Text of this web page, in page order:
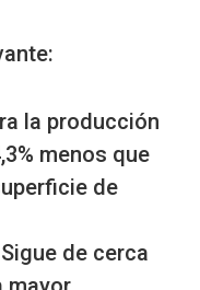
la producción
menos que
de
de cerca